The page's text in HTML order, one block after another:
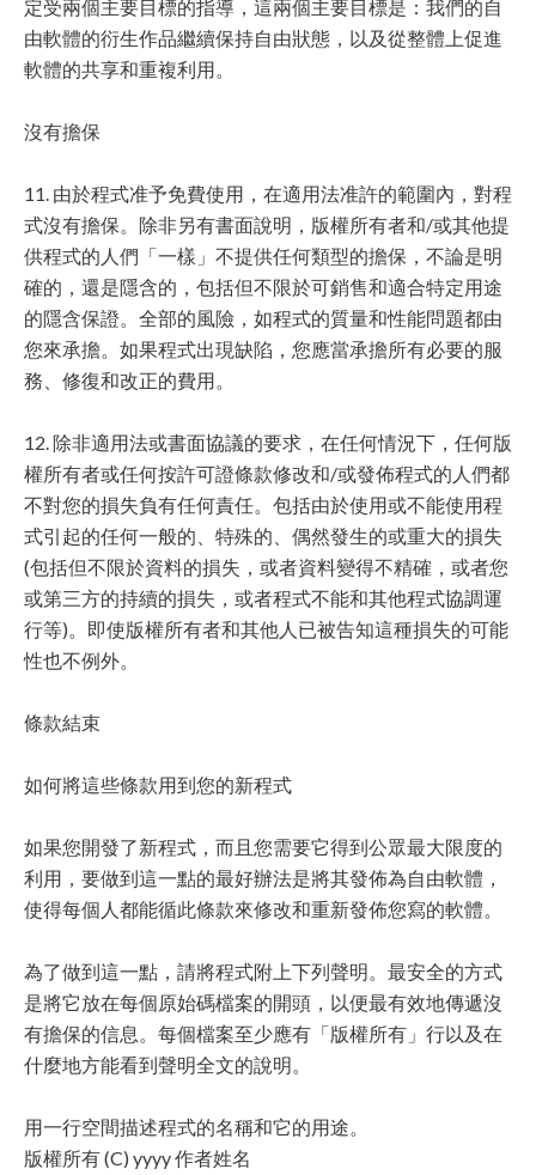
定受兩個主要目標的指導，這兩個主要目標是：我們的自
由軟體的衍生作品繼續保持自由狀態，以及從整體上促進
軟體的共享和重複利用。
沒有擔保
11. 由於程式准予免費使用，在適用法准許的範圍內，對程
式沒有擔保。除非另有書面說明，版權所有者和/或其他提
供程式的人們「一樣」不提供任何類型的擔保，不論是明
確的，還是隱含的，包括但不限於可銷售和適合特定用途
的隱含保證。全部的風險，如程式的質量和性能問題都由
您來承擔。如果程式出現缺陷，您應當承擔所有必要的服
務、修復和改正的費用。
12. 除非適用法或書面協議的要求，在任何情況下，任何版
權所有者或任何按許可證條款修改和/或發佈程式的人們都
不對您的損失負有任何責任。包括由於使用或不能使用程
式引起的任何一般的、特殊的、偶然發生的或重大的損失
(包括但不限於資料的損失，或者資料變得不精確，或者您
或第三方的持續的損失，或者程式不能和其他程式協調運
行等)。即使版權所有者和其他人已被告知這種損失的可能
性也不例外。
條款結束
如何將這些條款用到您的新程式
如果您開發了新程式，而且您需要它得到公眾最大限度的
利用，要做到這一點的最好辦法是將其發佈為自由軟體，
使得每個人都能循此條款來修改和重新發佈您寫的軟體。
為了做到這一點，請將程式附上下列聲明。最安全的方式
是將它放在每個原始碼檔案的開頭，以便最有效地傳遞沒
有擔保的信息。每個檔案至少應有「版權所有」行以及在
什麼地方能看到聲明全文的說明。
用一行空間描述程式的名稱和它的用途。
版權所有 (C) yyyy 作者姓名